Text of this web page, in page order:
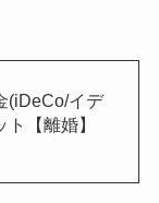
(iDeCo/イデ
【離婚】